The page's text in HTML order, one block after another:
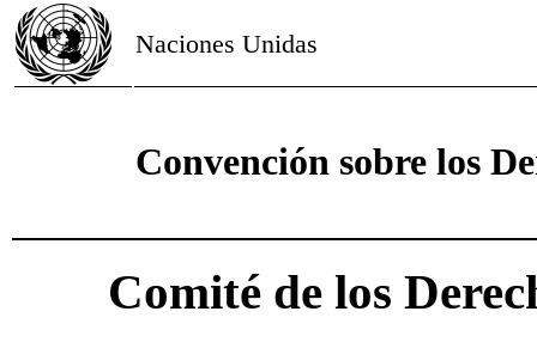
Naciones Unidas
Convención sobre los
Comité de los